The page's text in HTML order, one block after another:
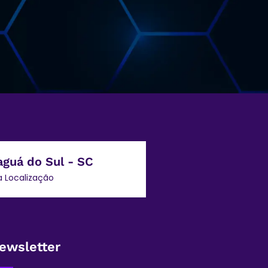
do Sul - SC
Localização